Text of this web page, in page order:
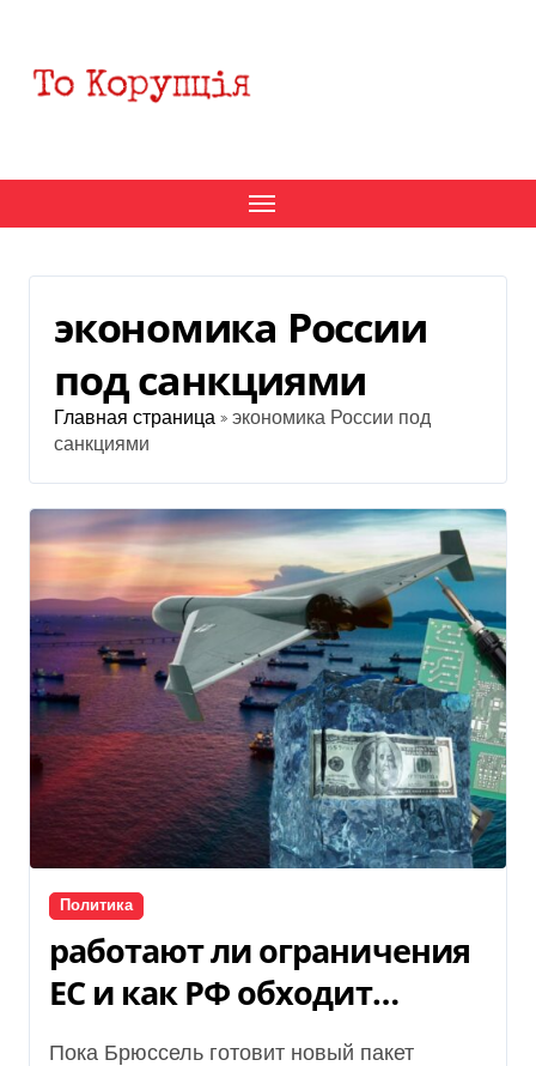
содержанию
экономика России
под санкциями
Главная страница » экономика России под
санкциями
Политика
работают ли ограничения
ЕС и как РФ обходит
запреты
Пока Брюссель готовит новый пакет